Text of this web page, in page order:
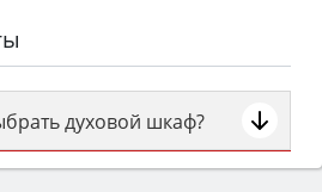
духовой шкаф?
с типом (газовый или